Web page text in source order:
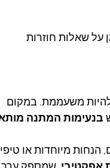
על שאלות חוזרות
משעממת. במקום
בנעימות המתנה
מיוחדות או